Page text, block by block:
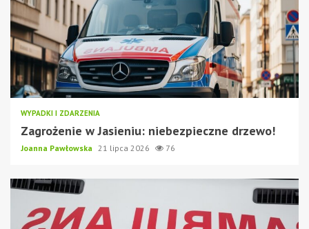
WYPADKI I ZDARZENIA
Zagrożenie w Jasieniu: niebezpieczne drzewo!
Joanna Pawłowska 21 lipca 2026 76